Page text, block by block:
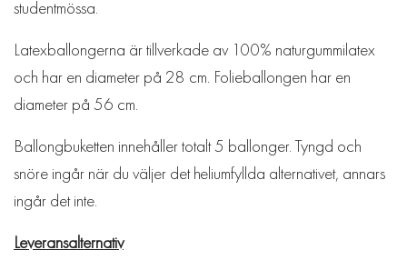
studentmössa.
Latexballongerna är tillverkade av 100% naturgummilatex
och har en diameter på 28 cm. Folieballongen har en
diameter på 56 cm.
Ballongbuketten innehåller totalt 5 ballonger. Tyngd och
snöre ingår när du väljer det heliumfyllda alternativet, annars
ingår det inte.
Leveransalternativ